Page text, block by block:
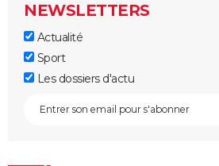
NEWSLETTERS
Actualité
Sport
Les dossiers d'actu